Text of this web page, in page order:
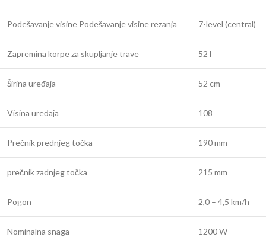
Podešavanje visine Podešavanje visine rezanja 7-level (central)
Zapremina korpe za skupljanje trave 52 l
Širina uređaja 52 cm
Visina uređaja 108
Prečnik prednjeg točka 190 mm
prečnik zadnjeg točka 215 mm
Pogon 2,0 – 4,5 km/h
Nominalna snaga 1200 W